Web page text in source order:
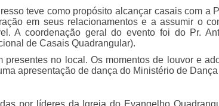
teve como propósito alcançar casais com
em seus relacionamentos e a assumir o
A coordenação geral do evento foi do Pr.
de Casais Quadrangular).
no local. Os momentos de louvor e
apresentação de dança do Ministério de
por líderes da Igreja do Evangelho